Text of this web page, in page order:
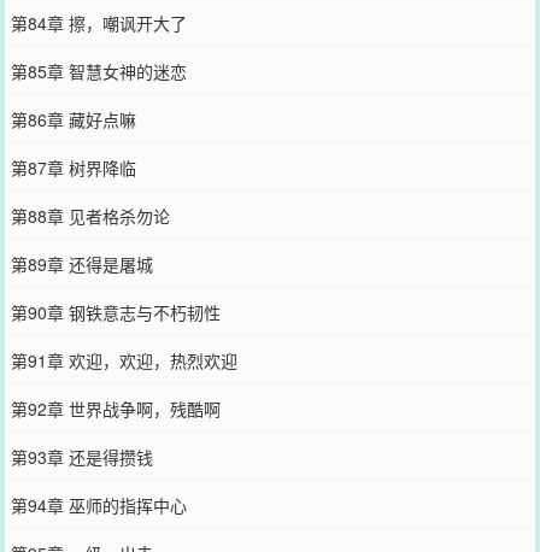
第84章 擦，嘲讽开大了
第85章 智慧女神的迷恋
第86章 藏好点嘛
第87章 树界降临
第88章 见者格杀勿论
第89章 还得是屠城
第90章 钢铁意志与不朽韧性
第91章 欢迎，欢迎，热烈欢迎
第92章 世界战争啊，残酷啊
第93章 还是得攒钱
第94章 巫师的指挥中心